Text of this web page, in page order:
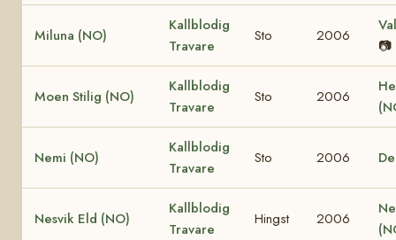
Miluna (NO)
Kallblodig
Travare
Sto 2006
📷
Moen Stilig (NO)
Kallblodig
Travare
Sto 2006
Nemi (NO)
Kallblodig
Travare
Sto 2006
Nesvik Eld (NO)
Kallblodig
Travare
Hingst 2006